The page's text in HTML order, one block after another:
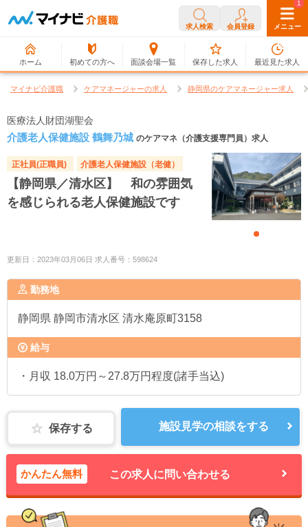
求人検索 会員登録 メニュー
ホーム 初めての方へ 面談会場一覧
0
保存した求人
1
最近見た求人
マイナビ介護職 ケアマネージャーの求人 静岡県のケアマネージャー求人
医療法人財団湖聖会
介護老人保健施設 鶴舞乃城 のケアマネ（介護支援専門員）求人
正社員(正職員) 介護老人保健施設（老健）
【静岡県／清水区】 和の雰囲気
を感じられる老人保健施設です
更新日：2023年03月06日 求人番号：598624
勤務地
静岡県 静岡市清水区 清水庵原町3158
給与
・月収 18.0万円～27.8万円程度(諸手当込)
保存する 施設見学の相談をする
かんたん無料 この求人に問い合わせる